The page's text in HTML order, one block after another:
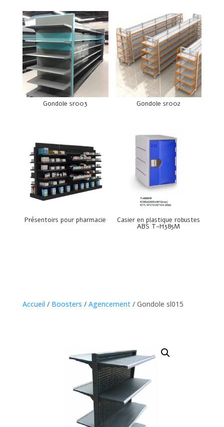
Gondole sr003 Gondole sr002
Présentoirs pour pharmacie Casier en plastique robustes
ABS T-H385M
Accueil / Boosters / Agencement/ Gondole sl015